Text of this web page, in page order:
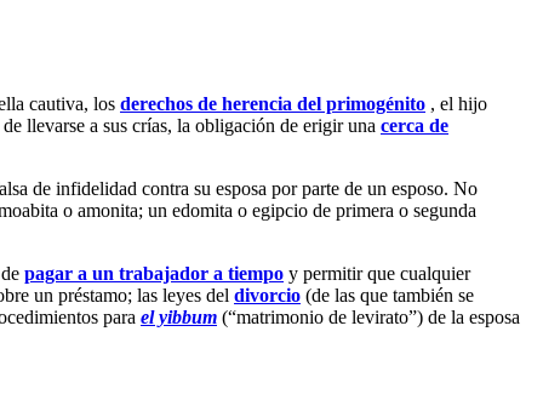
cautiva, los derechos de herencia del primogénito , el hijo
de llevarse a sus crías, la obligación de erigir una cerca de
de infidelidad contra su esposa por parte de un esposo. No
o amonita; un edomita o egipcio de primera o segunda
pagar a un trabajador a tiempo y permitir que cualquier
un préstamo; las leyes del divorcio (de las que también se
para el yibbum (“matrimonio de levirato”) de la esposa